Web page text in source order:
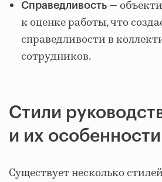
Справедливость —
к оценке работы, что
справедливости в
сотрудников.
Стили
и их особенности
Существует несколько